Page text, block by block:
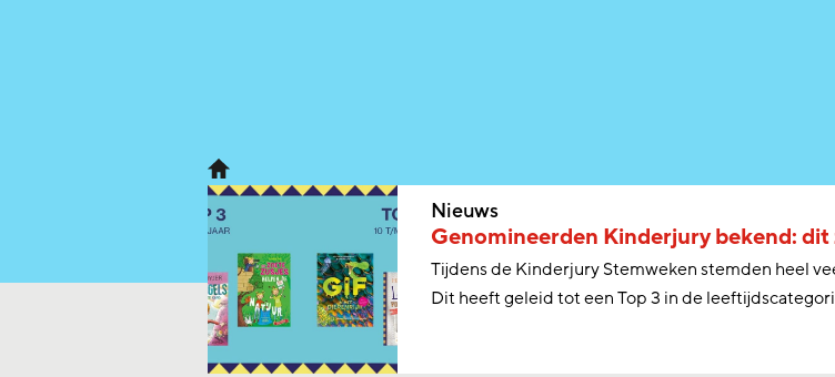
Nieuws
Genomineerden Kinderjury bekend:
Tijdens de Kinderjury Stemweken stemden heel
Dit heeft geleid tot een Top 3 in de